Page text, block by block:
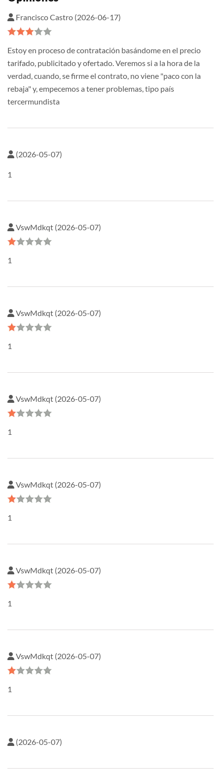
Francisco Castro (2026-06-17)
Estoy en proceso de contratación basándome en el precio
tarifado, publicitado y ofertado. Veremos si a la hora de la
verdad, cuando, se firme el contrato, no viene "paco con la
rebaja" y, empecemos a tener problemas, tipo país
tercermundista
(2026-05-07)
1
VswMdkqt (2026-05-07)
1
VswMdkqt (2026-05-07)
1
VswMdkqt (2026-05-07)
1
VswMdkqt (2026-05-07)
1
VswMdkqt (2026-05-07)
1
VswMdkqt (2026-05-07)
1
(2026-05-07)